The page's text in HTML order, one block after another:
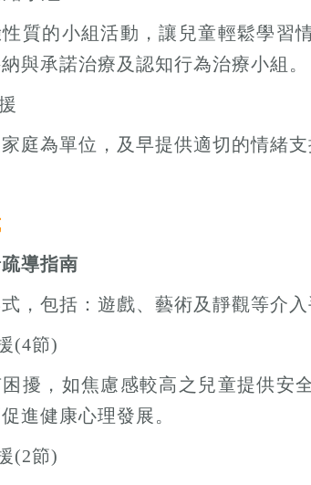
質的小組活動，讓兒童輕鬆學習
與承諾治療及認知行為治療小組。
庭為單位，及早提供適切的情緒
導指南
，包括：遊戲、藝術及靜觀等介
(4節)
擾，如焦慮感較高之兒童提供安
進健康心理發展。
(2節)